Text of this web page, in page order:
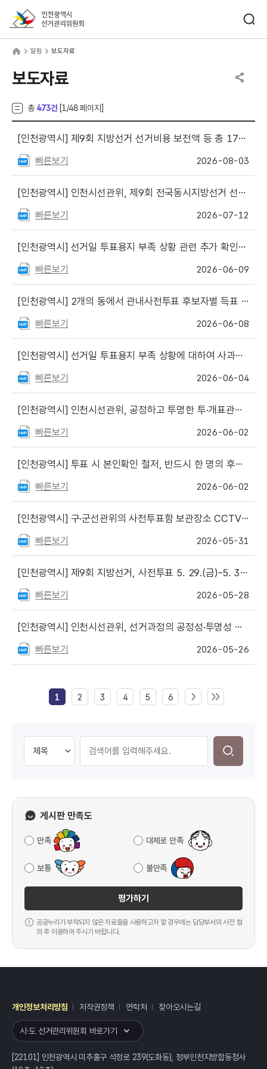
알림 보도자료
보도자료
총 473건 [1 /48 페이지]
[인천광역시] 제9회 지방선거 선거비용 보전액 등 총 178억여 원 지급
빠른보기 2026-08-03
[인천광역시] 인천시선관위, 제9회 전국동시지방선거 선거비용 지출 내역 공개
빠른보기 2026-07-12
[인천광역시] 선거일 투표용지 부족 상황 관련 추가 확인사항 알림
빠른보기 2026-06-09
[인천광역시] 2개의 동에서 관내사전투표 후보자별 득표 수가 같다는 주장 관련
빠른보기 2026-06-08
[인천광역시] 선거일 투표용지 부족 상황에 대하여 사과드립니다
빠른보기 2026-06-04
[인천광역시] 인천시선관위, 공정하고 투명한 투·개표관리를 위해 철저히 준비
빠른보기 2026-06-02
[인천광역시] 투표 시 본인확인 철저, 반드시 한 명의 후보자에게 투표해야
빠른보기 2026-06-02
[인천광역시] 구·군선관위의 사전투표함 보관장소 CCTV 열람 가능
빠른보기 2026-05-31
[인천광역시] 제9회 지방선거, 사전투표 5. 29.(금)~5. 30.(토) 이틀간 실시.
빠른보기 2026-05-28
[인천광역시] 인천시선관위, 선거과정의 공정성·투명성 제고 방안 시행
빠른보기 2026-05-26
1 2 3 4 5 6
게시판 만족도
만족 대체로 만족
보통 불만족
평가하기
공공누리가 부착되지 않은 자료들을 사용하고자 할 경우에는 담당부서와 사전 협
의 후 이용하여 주시기 바랍니다.
개인정보처리방침 저작권정책 연락처 찾아오시는길
시·도 선거관리위원회 바로가기
[22101] 인천광역시 미추홀구 석정로 239(도화동), 정부인천지방합동청사